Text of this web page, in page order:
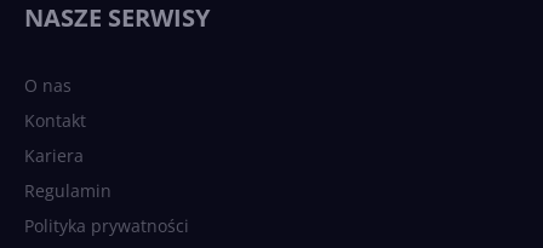
NASZE SERWISY
O nas
Kontakt
Kariera
Regulamin
Polityka prywatności